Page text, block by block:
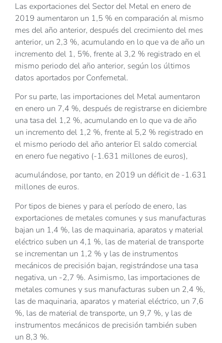
Las exportaciones del Sector del Metal en enero de
2019 aumentaron un 1,5 % en comparación al mismo
mes del año anterior, después del crecimiento del mes
anterior, un 2,3 %, acumulando en lo que va de año un
incremento del 1, 5%, frente al 3,2 % registrado en el
mismo periodo del año anterior, según los últimos
datos aportados por Confemetal.
Por su parte, las importaciones del Metal aumentaron
en enero un 7,4 %, después de registrarse en diciembre
una tasa del 1,2 %, acumulando en lo que va de año
un incremento del 1,2 %, frente al 5,2 % registrado en
el mismo periodo del año anterior El saldo comercial
en enero fue negativo (-1.631 millones de euros),
acumulándose, por tanto, en 2019 un déficit de -1.631
millones de euros.
Por tipos de bienes y para el período de enero, las
exportaciones de metales comunes y sus manufacturas
bajan un 1,4 %, las de maquinaria, aparatos y material
eléctrico suben un 4,1 %, las de material de transporte
se incrementan un 1,2 % y las de instrumentos
mecánicos de precisión bajan, registrándose una tasa
negativa, un -2,7 %. Asimismo, las importaciones de
metales comunes y sus manufacturas suben un 2,4 %,
las de maquinaria, aparatos y material eléctrico, un 7,6
%, las de material de transporte, un 9,7 %, y las de
instrumentos mecánicos de precisión también suben
un 8,3 %.